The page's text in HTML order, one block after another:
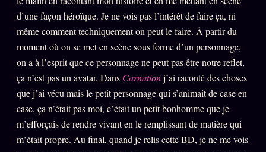
Studios
Words Radio
PRATIQUE + LÉGAL
Archive complète
Récents
d’une façon héroïque. Je ne vois pas l’intérêt de faire ça, ni
même comment techniquement on peut le faire. À partir du
moment où on se met en scène sous forme d’un personnage,
on a à l’esprit que ce personnage ne peut pas être notre reflet,
ça n’est pas un avatar. Dans Carnationj’ai raconté des choses
que j’ai vécu mais le petit personnage qui s’animait de case en
case, ça n’était pas moi, c’était un petit bonhomme que je
m’efforçais de rendre vivant en le remplissant de matière qui
m’était propre. Au final, quand je relis cette BD, je ne me vois